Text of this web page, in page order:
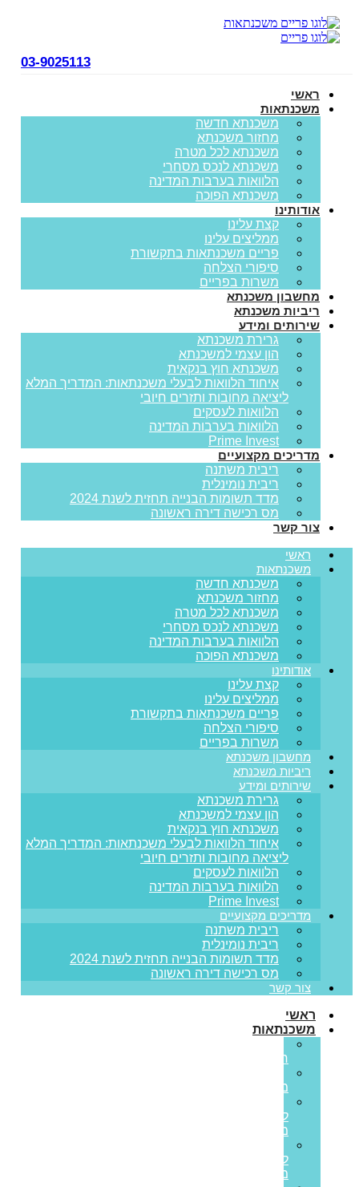
03-9025113
ראשי
משכנתאות
משכנתא חדשה
מחזור משכנתא
משכנתא לכל מטרה
משכנתא לנכס מסחרי
הלוואות בערבות המדינה
משכנתא הפוכה
אודותינו
קצת עלינו
ממליצים עלינו
פריים משכנתאות בתקשורת
סיפורי הצלחה
משרות בפריים
מחשבון משכנתא
ריביות משכנתא
שירותים ומידע
גרירת משכנתא
הון עצמי למשכנתא
משכנתא חוץ בנקאית
איחוד הלוואות לבעלי משכנתאות: המדריך המלא
ליציאה מחובות ותזרים חיובי
הלוואות לעסקים
הלוואות בערבות המדינה
Prime Invest
מדריכים מקצועיים
ריבית משתנה
ריבית נומינלית
מדד תשומות הבנייה תחזית לשנת 2024
מס רכישה דירה ראשונה
צור קשר
ראשי
משכנתאות
משכנתא חדשה
מחזור משכנתא
משכנתא לכל מטרה
משכנתא לנכס מסחרי
הלוואות בערבות המדינה
משכנתא הפוכה
אודותינו
קצת עלינו
ממליצים עלינו
פריים משכנתאות בתקשורת
סיפורי הצלחה
משרות בפריים
מחשבון משכנתא
ריביות משכנתא
שירותים ומידע
גרירת משכנתא
הון עצמי למשכנתא
משכנתא חוץ בנקאית
איחוד הלוואות לבעלי משכנתאות: המדריך המלא
ליציאה מחובות ותזרים חיובי
הלוואות לעסקים
הלוואות בערבות המדינה
Prime Invest
מדריכים מקצועיים
ריבית משתנה
ריבית נומינלית
מדד תשומות הבנייה תחזית לשנת 2024
מס רכישה דירה ראשונה
צור קשר
ראשי
משכנתאות
חדשה
משכנתא
לכל
מטרה
לנכס
מסחרי